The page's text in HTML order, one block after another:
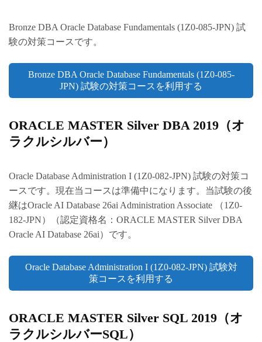
Bronze DBA Oracle Database Fundamentals (1Z0-085-JPN) 試
験の対策コースです。
Bronze DBA Oracle Database Fundamentals (1Z0-085-
JPN) 試験の対策コースを利用する
ORACLE MASTER Silver DBA 2019（オ
ラクルシルバー）
Oracle Database Administration I (1Z0-082-JPN) 試験の対策コ
ースです。現在当コースは準備中になります。当試験の後
継はOracle AI Database 26ai Administration Associate （1Z0-
182-JPN）（認定資格名：ORACLE MASTER Silver DBA
Oracle AI Database 26ai）です。
Oracle Database Administration I (1Z0-082-JPN) 試験対
策コースを利用する
ORACLE MASTER Silver SQL 2019（オ
ラクルシルバーSQL）